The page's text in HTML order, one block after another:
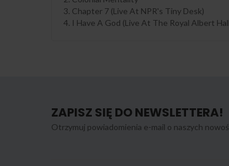
3. Chapter 7 (Live At NPR's Tiny Desk)
4. I Have A God (Live At The Royal Albert
ZAPISZ SIĘ DO NEWSLETTERA!
Otrzymuj powiadomienia e-mail o naszych